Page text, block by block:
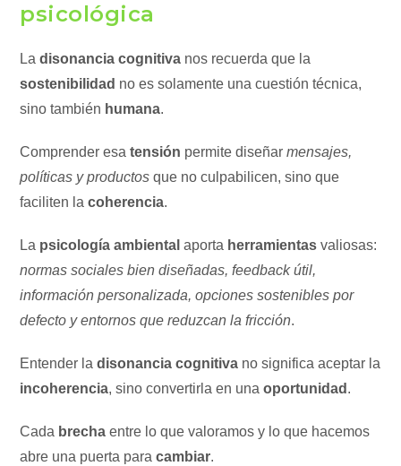
psicológica
Ladisonancia cognitiva nos recuerda que la
sostenibilidad no es solamente una cuestión técnica,
sino también humana.
Comprender esatensión permite diseñarmensajes,
políticas y productos que no culpabilicen, sino que
faciliten lacoherencia.
La psicología ambiental aporta herramientas valiosas:
normas sociales bien diseñadas, feedback útil,
información personalizada, opciones sostenibles por
defecto y entornos que reduzcan la fricción.
Entender ladisonancia cognitiva no significa aceptar la
incoherencia, sino convertirla en unaoportunidad .
Cada brechaentre lo que valoramos y lo que hacemos
abre una puerta paracambiar.